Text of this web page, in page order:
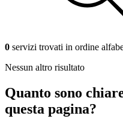
0 servizi trovati in ordine
Nessun altro risultato
Quanto sono
questa pagina?